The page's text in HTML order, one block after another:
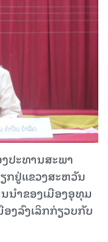
ປະທານສະພາ
ກຢູ່ແຂວງສະຫວັນ
ນໍາຂອງເມືອງອຸທຸມ
ງລົງເລິກກ່ຽວບກັບ